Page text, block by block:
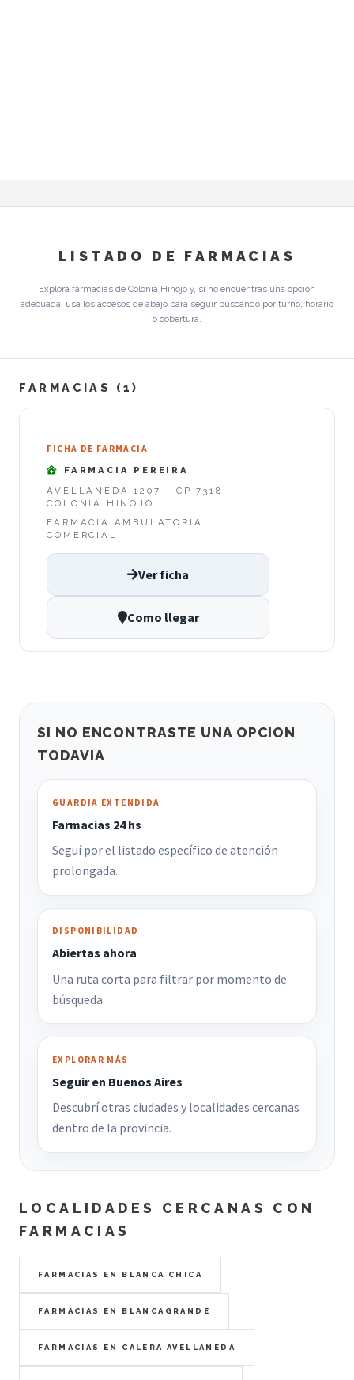
LISTADO DE FARMACIAS
Explora farmacias de Colonia Hinojo y, si no encuentras una opcion
adecuada, usa los accesos de abajo para seguir buscando por turno, horario
o cobertura.
FARMACIAS (1)
FICHA DE FARMACIA
FARMACIA PEREIRA
AVELLANEDA 1207 - CP 7318 -
COLONIA HINOJO
FARMACIA AMBULATORIA
COMERCIAL
Ver ficha
Como llegar
SI NO ENCONTRASTE UNA OPCION
TODAVIA
GUARDIA EXTENDIDA
Farmacias 24 hs
Seguí por el listado específico de atención
prolongada.
DISPONIBILIDAD
Abiertas ahora
Una ruta corta para filtrar por momento de
búsqueda.
EXPLORAR MÁS
Seguir en Buenos Aires
Descubrí otras ciudades y localidades cercanas
dentro de la provincia.
LOCALIDADES CERCANAS CON
FARMACIAS
FARMACIAS EN BLANCA CHICA
FARMACIAS EN BLANCAGRANDE
FARMACIAS EN CALERA AVELLANEDA